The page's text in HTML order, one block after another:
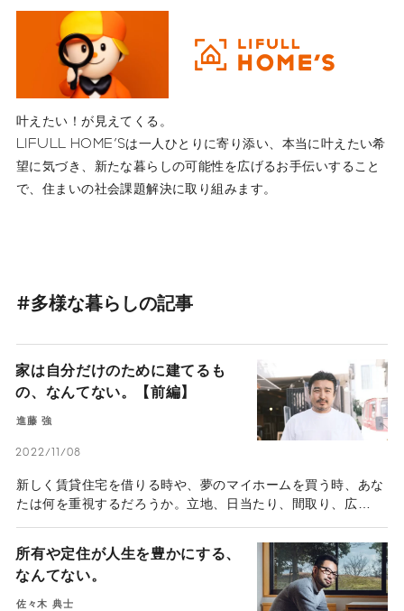
叶えたい！が見えてくる。
LIFULL HOME'Sは一人ひとりに寄り添い、本当に叶えたい希
望に気づき、新たな暮らしの可能性を広げるお手伝いすること
で、住まいの社会課題解決に取り組みます。
#多様な暮らしの記事
家は自分だけのために建てるも
の、なんてない。【前編】
進藤 強
2022/11/08
新しく賃貸住宅を借りる時や、夢のマイホームを買う時、あな
たは何を重視するだろうか。立地、日当たり、間取り、広
うか？建築家の進藤強さんは、遊び心あふれる設計で海外から
も注目を浴びている。だが、そのデザインは決して芸術性だけ
を重視したものではなく、住む人のことを考え抜き、「エンド
ユーザーファースト」の理念のもと設計されているという。彼
所有や定住が人生を豊かにする、
なんてない。
佐々木 典士